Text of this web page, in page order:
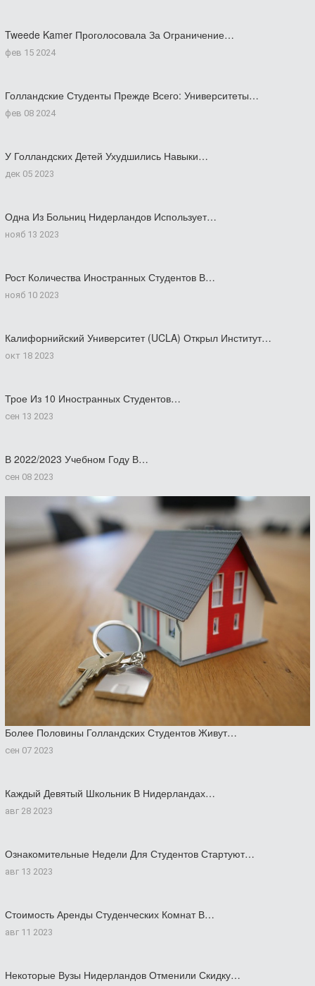
Tweede Kamer Проголосовала За Ограничение…
фев 15 2024
Голландские Студенты Прежде Всего: Университеты…
фев 08 2024
У Голландских Детей Ухудшились Навыки…
дек 05 2023
Одна Из Больниц Нидерландов Использует…
нояб 13 2023
Рост Количества Иностранных Студентов В…
нояб 10 2023
Калифорнийский Университет (UCLA) Открыл Институт…
окт 18 2023
Трое Из 10 Иностранных Студентов…
сен 13 2023
В 2022/2023 Учебном Году В…
сен 08 2023
Более Половины Голландских Студентов Живут…
сен 07 2023
Каждый Девятый Школьник В Нидерландах…
авг 28 2023
Ознакомительные Недели Для Студентов Стартуют…
авг 13 2023
Стоимость Аренды Студенческих Комнат В…
авг 11 2023
Некоторые Вузы Нидерландов Отменили Скидку…